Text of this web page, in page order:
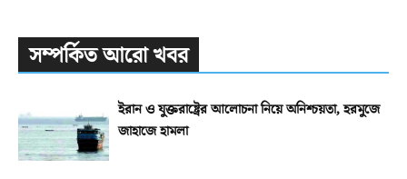
সম্পর্কিত আরো খবর
ইরান ও যুক্তরাষ্ট্রের আলোচনা নিয়ে অনিশ্চয়তা, হরমুজে
জাহাজে হামলা